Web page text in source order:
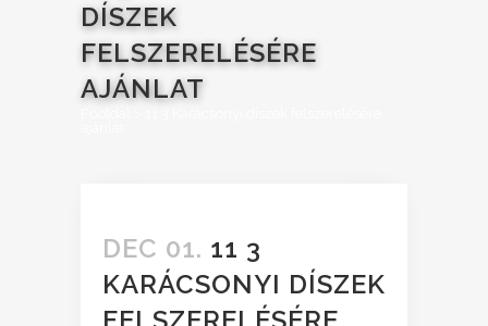
DÍSZEK
FELSZERELÉSÉRE
AJÁNLAT
DEC 01. 11 3
KARÁCSONYI DÍSZEK